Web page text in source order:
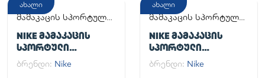
ახალი
მამაკაცის სპორტული
NIKE ᲛᲐᲛᲐᲙᲐᲪᲘᲡ
ᲡᲞᲝᲠᲢᲣᲚᲘ
ᲤᲔᲮᲡᲐᲪᲛᲔᲚᲘ AIR
FORCE 1 '07
ბრენდი: Nike
ახალი
მამაკაცის სპორტული
NIKE ᲛᲐᲛᲐᲙᲐᲪᲘᲡ
ᲡᲞᲝᲠᲢᲣᲚᲘ
ᲤᲔᲮᲡᲐᲪᲛᲔᲚᲘ AIR
FORCE 1 '07
ბრენდი: Nike